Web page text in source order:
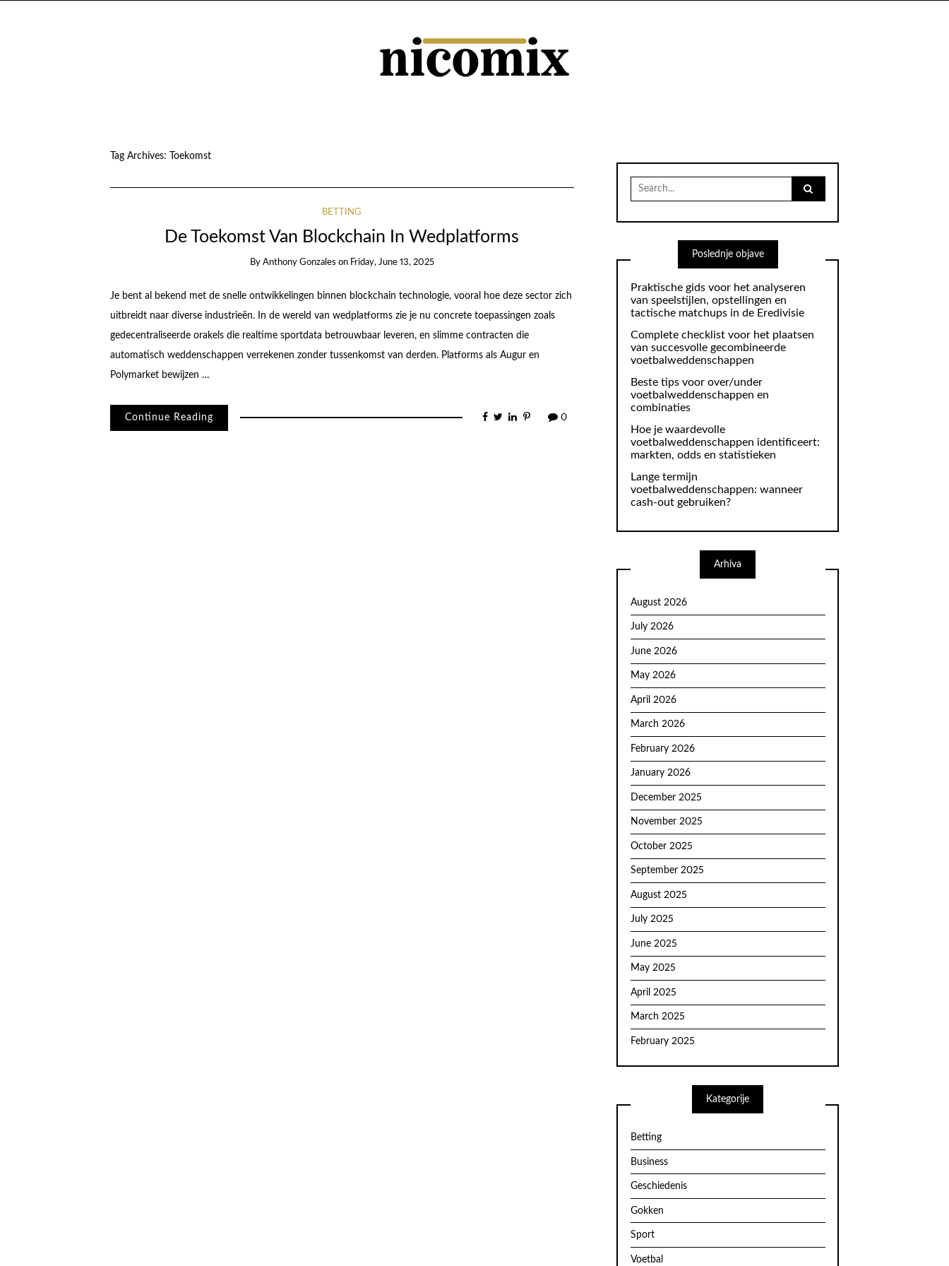
Tag Archives: Toekomst
BETTING
De Toekomst Van Blockchain In Wedplatforms
By Anthony Gonzales on Friday, June 13, 2025
Je bent al bekend met de snelle ontwikkelingen binnen blockchain technologie, vooral hoe deze sector zich
uitbreidt naar diverse industrieën. In de wereld van wedplatforms zie je nu concrete toepassingen zoals
gedecentraliseerde orakels die realtime sportdata betrouwbaar leveren, en slimme contracten die
automatisch weddenschappen verrekenen zonder tussenkomst van derden. Platforms als Augur en
Polymarket bewijzen …
Continue Reading 0
for:
Poslednje objave
Praktische gids voor het analyseren
van speelstijlen, opstellingen en
tactische matchups in de Eredivisie
Complete checklist voor het plaatsen
van succesvolle gecombineerde
voetbalweddenschappen
Beste tips voor over/under
voetbalweddenschappen en
combinaties
Hoe je waardevolle
voetbalweddenschappen identificeert:
markten, odds en statistieken
Lange termijn
voetbalweddenschappen: wanneer
cash-out gebruiken?
Arhiva
August 2026
July 2026
June 2026
May 2026
April 2026
March 2026
February 2026
January 2026
December 2025
November 2025
October 2025
September 2025
August 2025
July 2025
June 2025
May 2025
April 2025
March 2025
February 2025
Kategorije
Betting
Business
Geschiedenis
Gokken
Sport
Voetbal